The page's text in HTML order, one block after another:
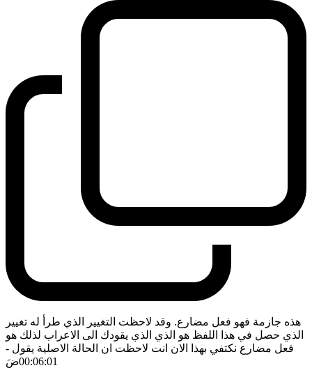
هذه جازمة فهو فعل مضارع. وقد لاحظت التغيير الذي طرأ له تغيير
الذي حصل في هذا اللفظ هو الذي الذي يقودك الى الاعراب لذلك هو
فعل مضارع نكتفي بهذا الان انت لاحظت ان الحالة الاصلية يقول -
00:06:01ضَ